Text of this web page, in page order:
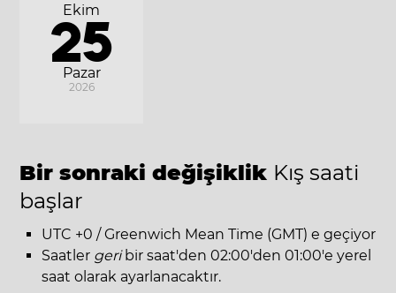
Pazar
Ekim
25
2026
Bir sonraki değişiklik Kış saati
başlar
UTC +0 / Greenwich Mean Time (GMT) e geçiyor
Saatler geribir saat'den 02:00'den 01:00'e yerel
saat olarak ayarlanacaktır.